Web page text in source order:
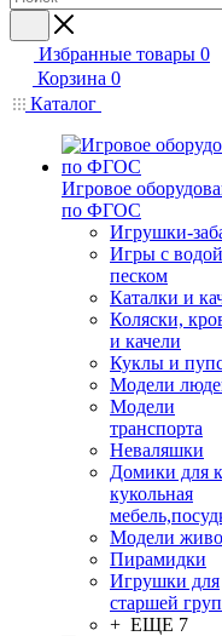
Избранные товары 0
Корзина 0
Каталог
Игровое
по ФГОС
Игрушки-
Игры с
песком
Каталки и
Коляски,
и качели
Куклы и
Модели
Модели
транспорта
Неваляшки
Домики для
кукольная
Модели
Пирамидки
Игрушки для
старшей
+ ЕЩЕ 7